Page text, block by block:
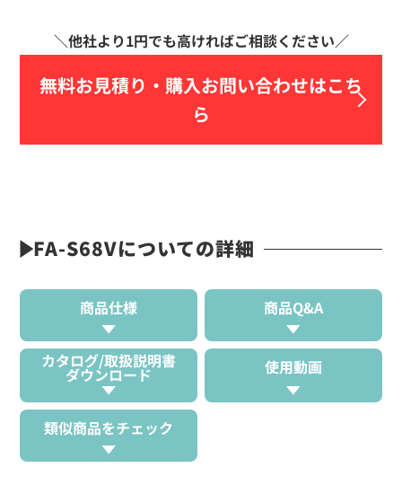
無料お見積り・ 購入お問い合わせはこち
ら
FA-S68Vについての詳細
商品仕様 商品Q&A
カタログ/取扱説明書
ダウンロード 使用動画
類似商品をチェック